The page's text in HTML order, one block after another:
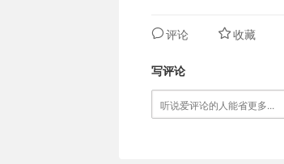
评论 收藏
写评论